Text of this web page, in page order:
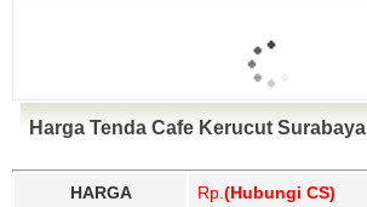
Harga Tenda Cafe Kerucut Surabaya
HARGA Rp. (Hubungi CS)